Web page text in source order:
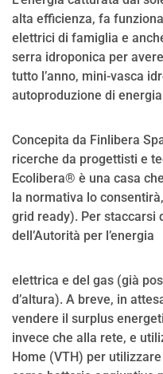
alta efficienza, fa
elettrici di famiglia e
serra idroponica per
tutto l’anno, mini-vasca
autoproduzione di
Concepita da Finlibera
ricerche da progettisti e
Ecolibera® è una casa
la normativa lo
grid ready). Per staccarsi
dell’Autorità per l’energia
elettrica e del gas (già
d’altura). A breve, in
vendere il surplus
invece che alla rete, e
Home (VTH) per